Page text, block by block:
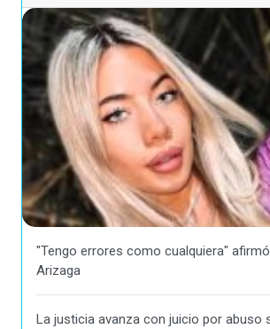
"Tengo errores como cualquiera"
Arizaga
La justicia avanza con juicio por abuso